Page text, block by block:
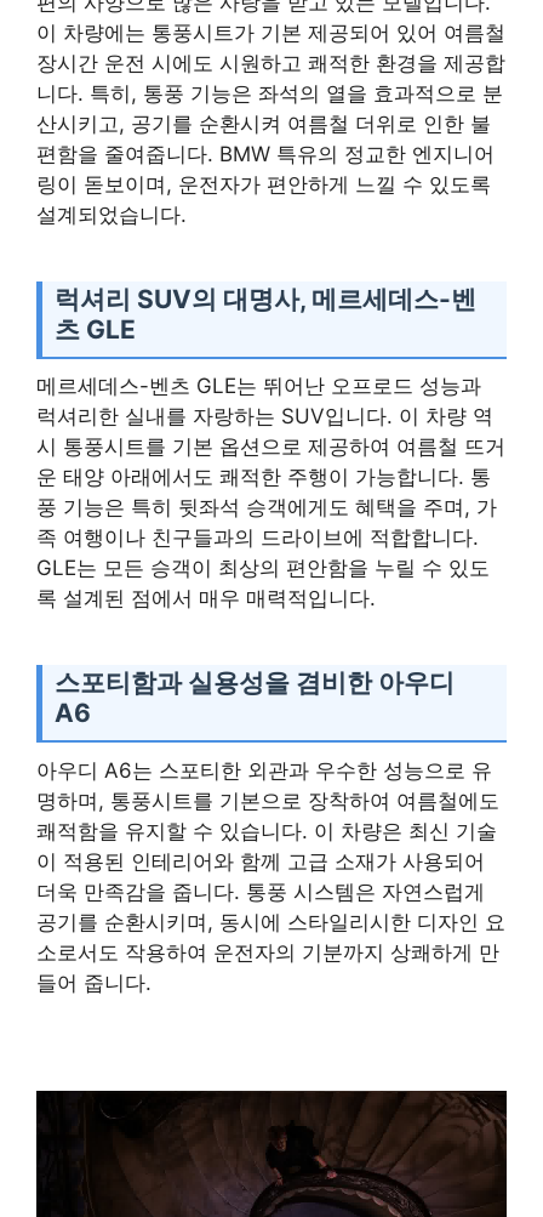
이 차량에는 통풍시트가 기본 제공되어 있어 여름철
장시간 운전 시에도 시원하고 쾌적한 환경을 제공합
니다. 특히, 통풍 기능은 좌석의 열을 효과적으로 분
산시키고, 공기를 순환시켜 여름철 더위로 인한 불
편함을 줄여줍니다. BMW 특유의 정교한 엔지니어
링이 돋보이며, 운전자가 편안하게 느낄 수 있도록
설계되었습니다.
럭셔리 SUV의 대명사, 메르세데스-벤
츠 GLE
메르세데스-벤츠 GLE는 뛰어난 오프로드 성능과
럭셔리한 실내를 자랑하는 SUV입니다. 이 차량 역
시 통풍시트를 기본 옵션으로 제공하여 여름철 뜨거
운 태양 아래에서도 쾌적한 주행이 가능합니다. 통
풍 기능은 특히 뒷좌석 승객에게도 혜택을 주며, 가
족 여행이나 친구들과의 드라이브에 적합합니다.
GLE는 모든 승객이 최상의 편안함을 누릴 수 있도
록 설계된 점에서 매우 매력적입니다.
스포티함과 실용성을 겸비한 아우디
A6
아우디 A6는 스포티한 외관과 우수한 성능으로 유
명하며, 통풍시트를 기본으로 장착하여 여름철에도
쾌적함을 유지할 수 있습니다. 이 차량은 최신 기술
이 적용된 인테리어와 함께 고급 소재가 사용되어
더욱 만족감을 줍니다. 통풍 시스템은 자연스럽게
공기를 순환시키며, 동시에 스타일리시한 디자인 요
소로서도 작용하여 운전자의 기분까지 상쾌하게 만
들어 줍니다.